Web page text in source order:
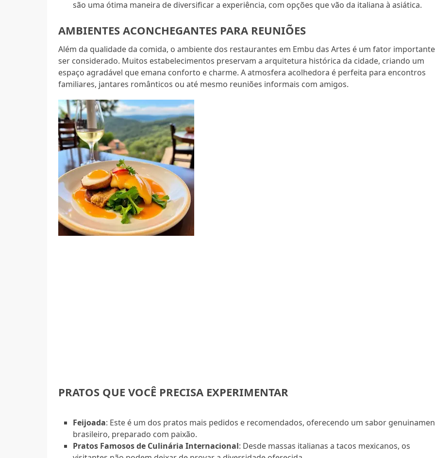
são uma ótima maneira de diversificar a experiência, com opções que vão da italiana à asiática.
AMBIENTES ACONCHEGANTES PARA REUNIÕES
Além da qualidade da comida, o ambiente dos restaurantes em Embu das Artes é um fator
ser considerado. Muitos estabelecimentos preservam a arquitetura histórica da cidade, criando um
espaço agradável que emana conforto e charme. A atmosfera acolhedora é perfeita para encontros
familiares, jantares românticos ou até mesmo reuniões informais com amigos.
PRATOS QUE VOCÊ PRECISA EXPERIMENTAR
Feijoada: Este é um dos pratos mais pedidos e recomendados, oferecendo um sabor
brasileiro, preparado com paixão.
Pratos Famosos de Culinária Internacional: Desde massas italianas a tacos mexicanos, os